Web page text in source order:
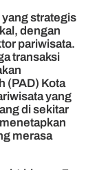
yang strategis
dengan
pariwisata.
transaksi
(PAD) Kota
yang
di sekitar
merasa